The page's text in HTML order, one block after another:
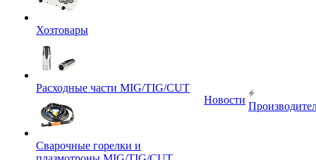
Хозтовары
Расходные части MIG/TIG/CUT
Сварочные горелки и
Новости